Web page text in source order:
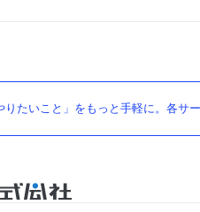
りたいこと」をもっと手軽に。各サ